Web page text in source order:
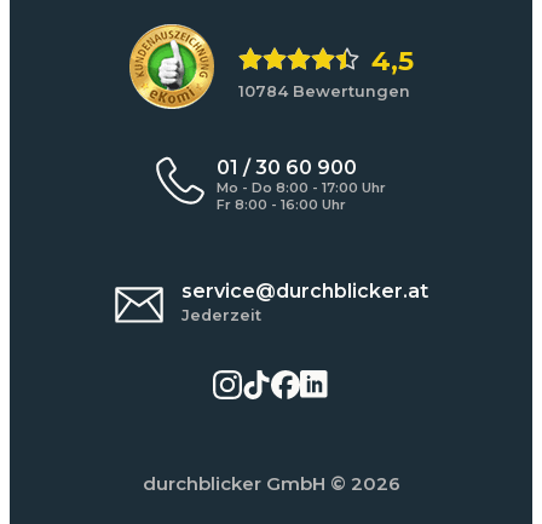
4,5
10784 Bewertungen
01 / 30 60 900
Mo - Do 8:00 - 17:00 Uhr
Fr 8:00 - 16:00 Uhr
service@durchblicker.at
Jederzeit
durchblicker GmbH © 2026